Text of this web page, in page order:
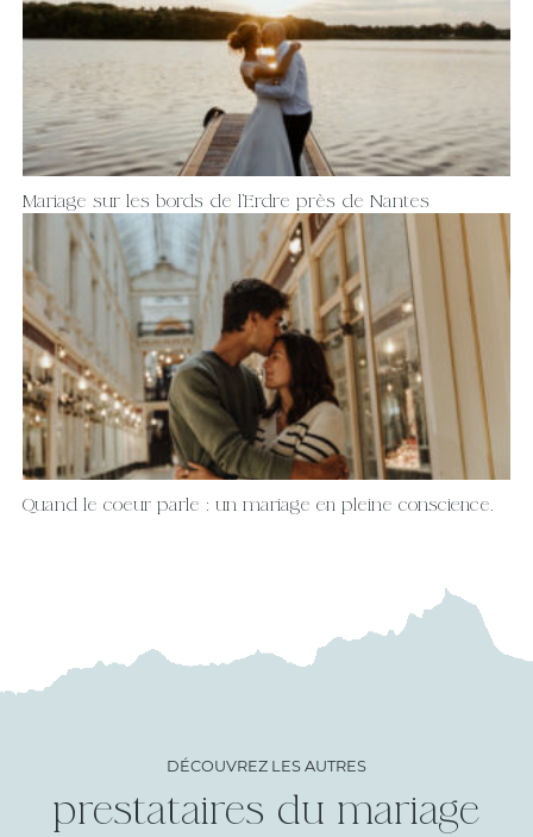
Mariage sur les bords de l’Erdre près de Nantes
Quand le coeur parle : un mariage en pleine conscience.
DÉCOUVREZ LES AUTRES
prestataires du mariage